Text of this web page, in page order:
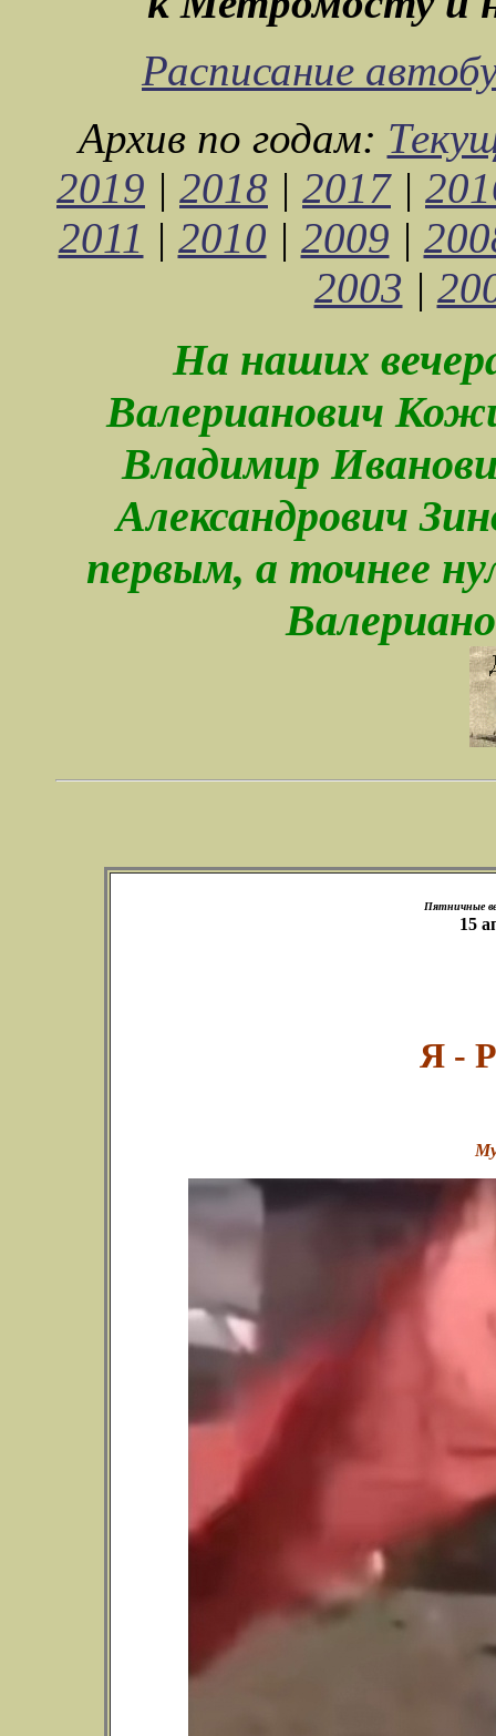
Расписание
Архив по годам:
2019 | 2018 | 2017|
2011 | 2010 | 2009 |
2003 |
На наших
Валерианович
Владимир
Александрович
первым, а точнее
Пятничные
15
Я -